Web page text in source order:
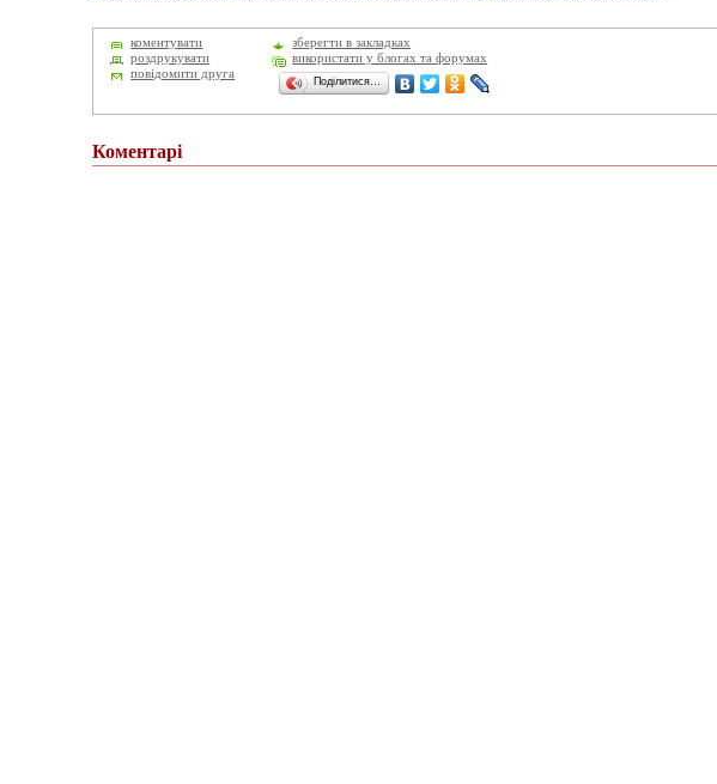
коментувати
зберегти в закладках
роздрукувати
використати у блогах та форумах
повідомити друга
Поділитися…
Коментарі